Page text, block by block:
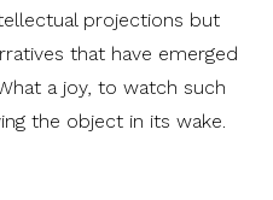
projections but
that have emerged
a joy, to watch such
the object in its wake.